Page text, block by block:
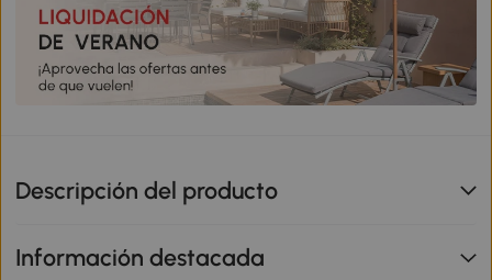
Descripción del producto
Información destacada